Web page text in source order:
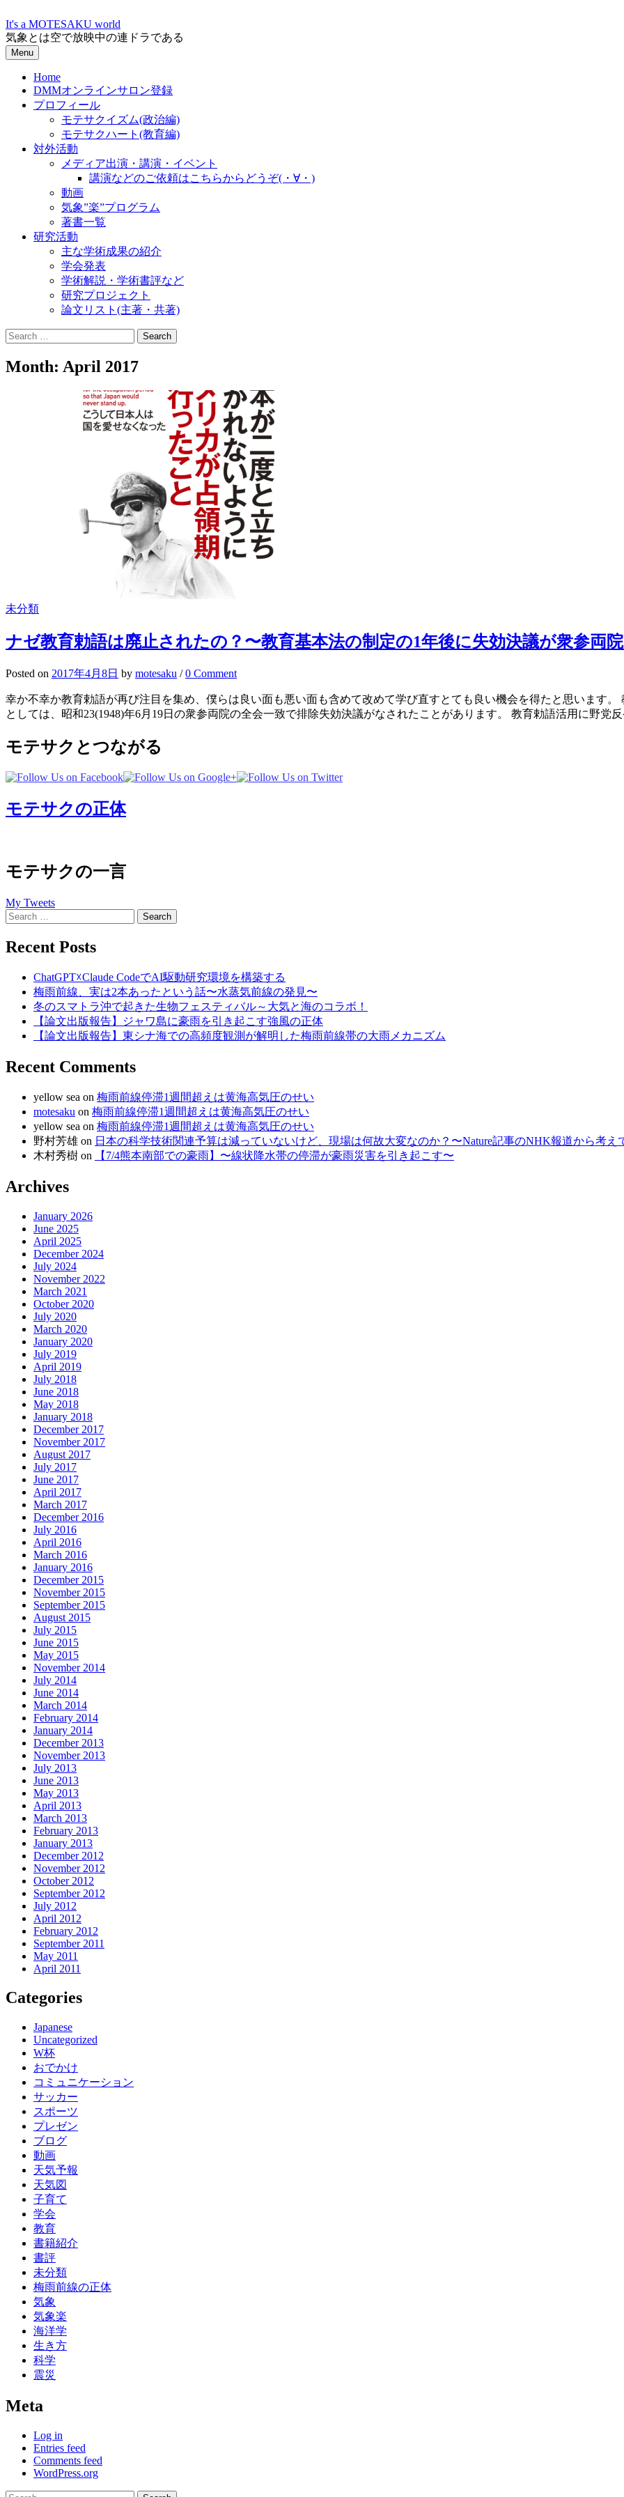
to
content
It's a MOTESAKU world
気象とは空で放映中の連ドラである
Menu
Home
DMMオンラインサロン登録
プロフィール
モテサクイズム(政治編)
モテサクハート(教育編)
対外活動
メディア出演・講演・イベント
講演などのご依頼はこちらからどうぞ(・∀・)
動画
気象”楽”プログラム
著書一覧
研究活動
主な学術成果の紹介
学会発表
学術解説・学術書評など
研究プロジェクト
論文リスト(主著・共著)
Search
for:
Month: April 2017
未分類
ナゼ教育勅語は廃止されたの？〜教育基本法の制定の1年後に失効決議が衆参両
Posted on 2017年4月8日 by motesaku /0 Comment
幸か不幸か教育勅語が再び注目を集め、僕らは良い面も悪い面も含めて改めて学び直すとても良い機会を得たと思います
としては、昭和23(1948)年6月19日の衆参両院の全会一致で排除失効決議がなされたことがあります。 教育勅語活用に野党
モテサクとつながる
モテサクの正体
モテサクの一言
My Tweets
Search
for:
Recent Posts
ChatGPT☓Claude CodeでAI駆動研究環境を構築する
梅雨前線、実は2本あったという話〜水蒸気前線の発見〜
冬のスマトラ沖で起きた生物フェスティバル～大気と海のコラボ！
【論文出版報告】ジャワ島に豪雨を引き起こす強風の正体
【論文出版報告】東シナ海での高頻度観測が解明した梅雨前線帯の大雨メカニズム
Recent Comments
yellow sea on 梅雨前線停滞1週間超えは黄海高気圧のせい
motesaku on 梅雨前線停滞1週間超えは黄海高気圧のせい
yellow sea on 梅雨前線停滞1週間超えは黄海高気圧のせい
野村芳雄 on 日本の科学技術関連予算は減っていないけど、現場は何故大変なのか？〜Nature記事のNHK報道から考え
木村秀樹 on 【7/4熊本南部での豪雨】〜線状降水帯の停滞が豪雨災害を引き起こす〜
Archives
January 2026
June 2025
April 2025
December 2024
July 2024
November 2022
March 2021
October 2020
July 2020
March 2020
January 2020
July 2019
April 2019
July 2018
June 2018
May 2018
January 2018
December 2017
November 2017
August 2017
July 2017
June 2017
April 2017
March 2017
December 2016
July 2016
April 2016
March 2016
January 2016
December 2015
November 2015
September 2015
August 2015
July 2015
June 2015
May 2015
November 2014
July 2014
June 2014
March 2014
February 2014
January 2014
December 2013
November 2013
July 2013
June 2013
May 2013
April 2013
March 2013
February 2013
January 2013
December 2012
November 2012
October 2012
September 2012
July 2012
April 2012
February 2012
September 2011
May 2011
April 2011
Categories
Japanese
Uncategorized
W杯
おでかけ
コミュニケーション
サッカー
スポーツ
プレゼン
ブログ
動画
天気予報
天気図
子育て
学会
教育
書籍紹介
書評
未分類
梅雨前線の正体
気象
気象楽
海洋学
生き方
科学
震災
Meta
Log in
Entries feed
Comments feed
WordPress.org